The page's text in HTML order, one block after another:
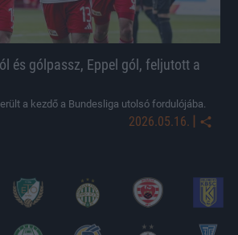
és gólpassz, Eppel gól, feljutott a
a kezdő a Bundesliga utolsó fordulójába.
2026.05.16. |